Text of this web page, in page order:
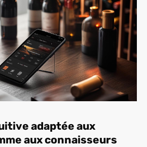
adaptée aux
aux connaisseurs